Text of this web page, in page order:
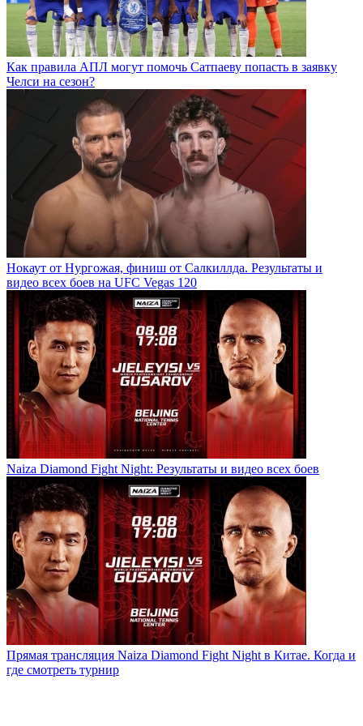
Как правила АПЛ могут помочь Сатпаеву попасть в заявку
Челси на сезон?
Нокаут от Нургожая, финиш от Салкиллда. Результаты и
видео всех боев на UFC Vegas 120
Naiza Diamond Fight Night: Результаты и видео всех боев
Прямая трансляция Naiza Diamond Fight Night в Китае. Когда и
где смотреть турнир